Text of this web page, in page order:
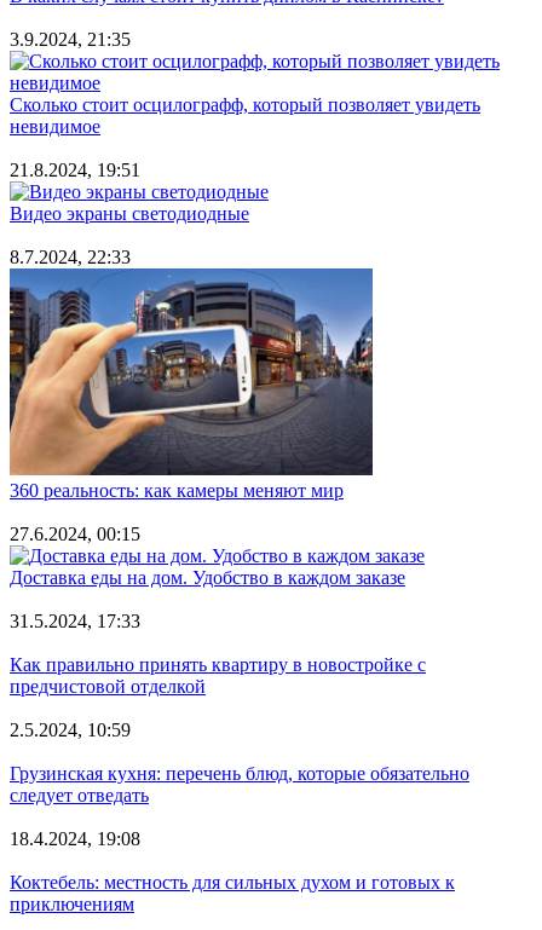
3.9.2024, 21:35
Сколько стоит осцилографф, который позволяет увидеть
невидимое
21.8.2024, 19:51
Видео экраны светодиодные
8.7.2024, 22:33
360 реальность: как камеры меняют мир
27.6.2024, 00:15
Доставка еды на дом. Удобство в каждом заказе
31.5.2024, 17:33
Как правильно принять квартиру в новостройке с
предчистовой отделкой
2.5.2024, 10:59
Грузинская кухня: перечень блюд, которые обязательно
следует отведать
18.4.2024, 19:08
Коктебель: местность для сильных духом и готовых к
приключениям